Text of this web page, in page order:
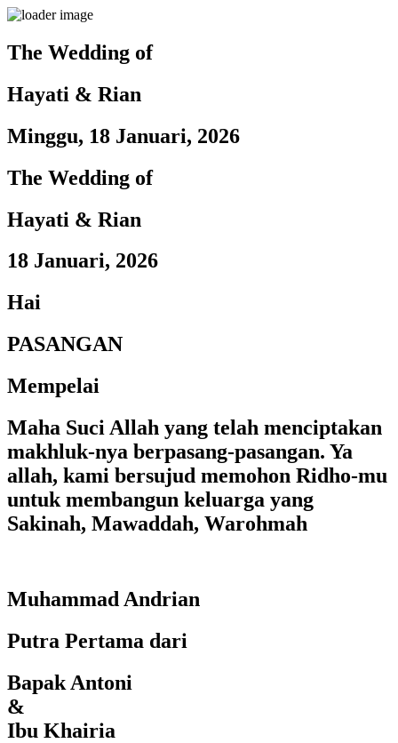
The Wedding of
Hayati & Rian
Minggu, 18 Januari, 2026
The Wedding of
Hayati & Rian
18 Januari, 2026
Hai
PASANGAN
Mempelai
Maha Suci Allah yang telah menciptakan
makhluk-nya berpasang-pasangan. Ya
allah, kami bersujud memohon Ridho-mu
untuk membangun keluarga yang
Sakinah, Mawaddah, Warohmah
Muhammad Andrian
Putra Pertama dari
Bapak Antoni
&
Ibu Khairia